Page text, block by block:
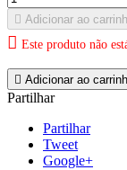
 Adicionar ao
 Este produto não
 Adicionar ao
Partilhar
Partilhar
Tweet
Google+